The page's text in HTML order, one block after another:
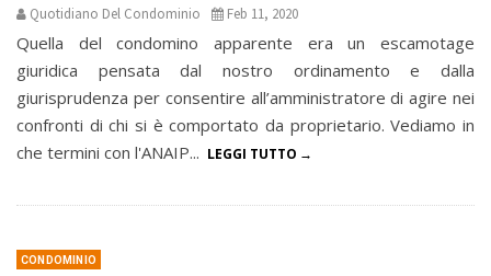
Quotidiano Del Condominio Feb 11, 2020
Quella del condomino apparente era un escamotage
giuridica pensata dal nostro ordinamento e dalla
giurisprudenza per consentire all’amministratore di agire nei
confronti di chi si è comportato da proprietario. Vediamo in
che termini con l'ANAIP... LEGGI TUTTO
CONDOMINIO